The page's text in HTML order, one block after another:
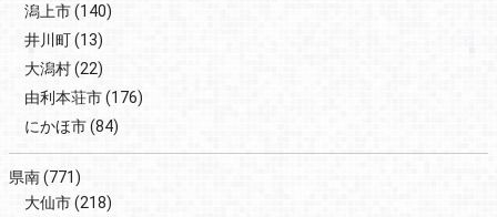
潟上市(140)
井川町(13)
大潟村(22)
由利本荘市(176)
にかほ市(84)
県南(771)
大仙市(218)